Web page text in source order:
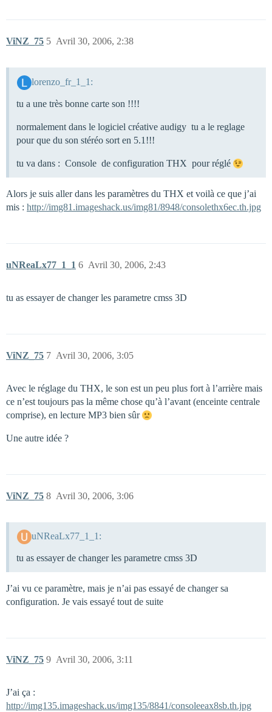
ViNZ_75 Avril 30, 2006, 2:38
5
lorenzo_fr_1_1:
tu a une très bonne carte son !!!!
normalement dans le logiciel créative audigy tu a le reglage
pour que du son stéréo sort en 5.1!!!
tu va dans : Console de configuration THX pour réglé
Alors je suis aller dans les paramètres du THX et voilà ce que j’ai
mis : http://img81.imageshack.us/img81/8948/consolethx6ec.th.jpg
uNReaLx77_1_1 Avril 30, 2006, 2:43
6
tu as essayer de changer les parametre cmss 3D
ViNZ_75 Avril 30, 2006, 3:05
7
Avec le réglage du THX, le son est un peu plus fort à l’arrière mais
ce n’est toujours pas la même chose qu’à l’avant (enceinte centrale
comprise), en lecture MP3 bien sûr
Une autre idée ?
ViNZ_75 Avril 30, 2006, 3:06
8
uNReaLx77_1_1:
tu as essayer de changer les parametre cmss 3D
J’ai vu ce paramètre, mais je n’ai pas essayé de changer sa
configuration. Je vais essayé tout de suite
ViNZ_75 Avril 30, 2006, 3:11
9
J’ai ça :
http://img135.imageshack.us/img135/8841/consoleeax8sb.th.jpg